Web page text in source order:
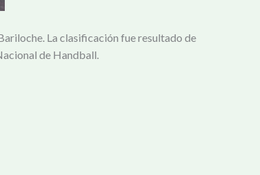
La clasificación fue resultado de
de Handball.